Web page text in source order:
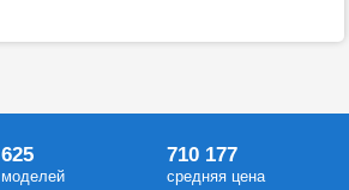
625
моделей
710 177
средняя цена